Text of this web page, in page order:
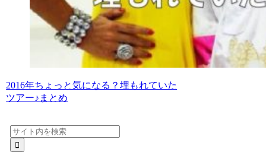
2016年ちょっと気になる？埋もれていた
ツアー♪まとめ